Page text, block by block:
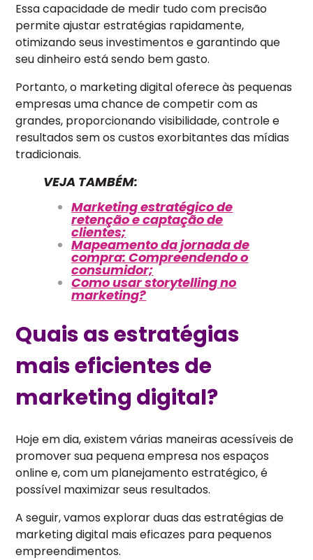
Essa capacidade de medir tudo com precisão
permite ajustar estratégias rapidamente,
otimizando seus investimentos e garantindo que
seu dinheiro está sendo bem gasto.
Portanto, o marketing digital oferece às pequenas
empresas uma chance de competir com as
grandes, proporcionando visibilidade, controle e
resultados sem os custos exorbitantes das mídias
tradicionais.
VEJA TAMBÉM:
Marketing estratégico de
retenção e captação de
clientes;
Mapeamento da jornada de
compra: Compreendendo o
consumidor;
Como usar storytelling no
marketing?
Quais as estratégias
mais eficientes de
marketing digital?
Hoje em dia, existem várias maneiras acessíveis de
promover sua pequena empresa nos espaços
online e, com um planejamento estratégico, é
possível maximizar seus resultados.
A seguir, vamos explorar duas das estratégias de
marketing digital mais eficazes para pequenos
empreendimentos.